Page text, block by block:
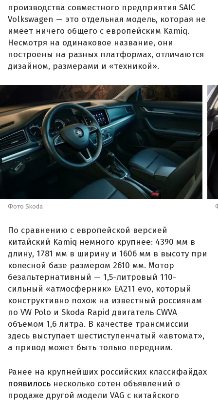
производства совместного предприятия SAIC
Volkswagen — это отдельная модель, которая не
имеет ничего общего с европейским Kamiq.
Несмотря на одинаковое название, они
построены на разных платформах, отличаются
дизайном, размерами и «техникой».
Фото Skoda
По сравнению с европейской версией
китайский Kamiq немного крупнее: 4390 мм в
длину, 1781 мм в ширину и 1606 мм в высоту при
колесной базе размером 2610 мм. Мотор
безальтернативный — 1,5-литровый 110-
сильный «атмосферник» ЕА211 evo, который
конструктивно похож на известный россиянам
по VW Polo и Skoda Rapid двигатель CWVA
объемом 1,6 литра. В качестве трансмиссии
здесь выступает шестиступенчатый «автомат»,
а привод может быть только передним.
Ранее на крупнейших российских классифайдах
появилось несколько сотен объявлений о
продаже другой модели VAG с китайского